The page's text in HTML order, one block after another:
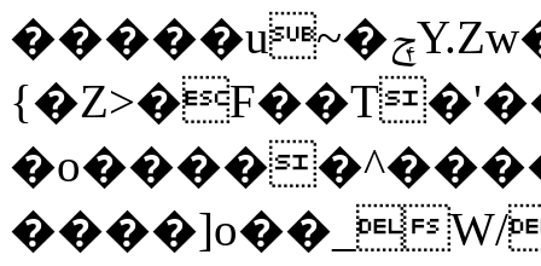
�����u~�ݼY.Zw����ں�������>��0��������%^>�_�������e�������F���~t:�gZs|X_�T����A���\.�|
����]o��_W/